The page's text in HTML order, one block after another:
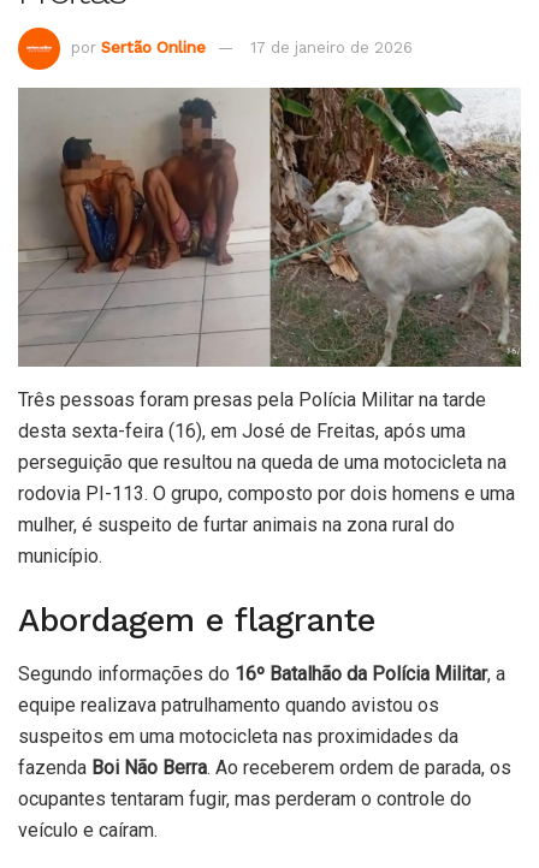
por Sertão Online 17 de janeiro de 2026
Três pessoas foram presas pela Polícia Militar na tarde
desta sexta-feira (16), em José de Freitas, após uma
perseguição que resultou na queda de uma motocicleta na
rodovia PI-113. O grupo, composto por dois homens e uma
mulher, é suspeito de furtar animais na zona rural do
município.
Abordagem e flagrante
Segundo informações do 16º Batalhão da Polícia Militar, a
equipe realizava patrulhamento quando avistou os
suspeitos em uma motocicleta nas proximidades da
fazenda Boi Não Berra. Ao receberem ordem de parada, os
ocupantes tentaram fugir, mas perderam o controle do
veículo e caíram.